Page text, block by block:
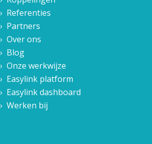
Referenties
Partners
Over ons
Blog
Onze werkwijze
Easylink platform
Easylink dashboard
Werken bij